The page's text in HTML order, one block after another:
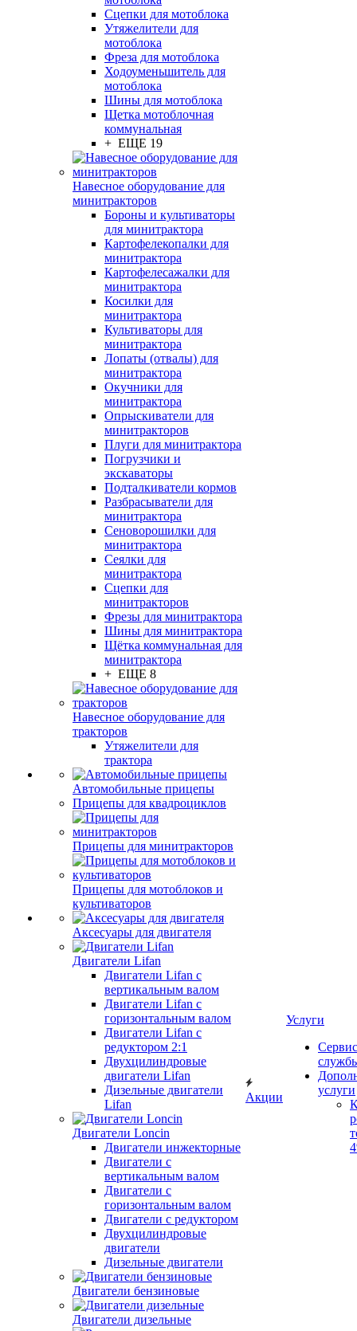
Сцепки для мотоблока
Утяжелители для
мотоблока
Фреза для мотоблока
Ходоуменьшитель для
мотоблока
Шины для мотоблока
Щетка мотоблочная
коммунальная
+ ЕЩЕ 19
Навесное оборудование для
минитракторов
Бороны и культиваторы
для минитрактора
Картофелекопалки для
минитрактора
Картофелесажалки для
минитрактора
Косилки для
минитрактора
Культиваторы для
минитрактора
Лопаты (отвалы) для
минитрактора
Окучники для
минитрактора
Опрыскиватели для
минитракторов
Плуги для минитрактора
Погрузчики и
экскаваторы
Подталкиватели кормов
Разбрасыватели для
минитрактора
Сеноворошилки для
минитрактора
Сеялки для
минитрактора
Сцепки для
минитракторов
Фрезы для минитрактора
Шины для минитрактора
Щётка коммунальная для
минитрактора
+ ЕЩЕ 8
Навесное оборудование для
тракторов
Утяжелители для
трактора
Автомобильные прицепы
Прицепы для квадроциклов
Прицепы для минитракторов
Прицепы для мотоблоков и
культиваторов
Аксесуары для двигателя
Двигатели Lifan
Двигатели Lifan с
вертикальным валом
Двигатели Lifan с
горизонтальным валом
Двигатели Lifan с
редуктором 2:1
Двухцилиндровые
двигатели Lifan
Дизельные двигатели
Lifan
Двигатели Loncin
Двигатели инжекторные
Двигатели с
вертикальным валом
Двигатели с
горизонтальным валом
Двигатели с редуктором
Двухцилиндровые
двигатели
Дизельные двигатели
Двигатели бензиновые
Двигатели дизельные
Акции
Услуги
услуги